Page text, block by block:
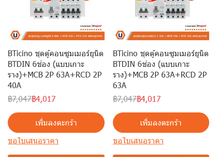
BTicino ชุดตู้คอนซูมเมอร์ยูนิต
BTDIN 6ช่อง (แบบเกาะ
ราง)+MCB 2P 63A+RCD 2P
40A
฿7,047฿4,017
เพิ่มลงตะกร้า
ขอใบเสนอราคา
BTicino ชุดตู้คอนซูมเมอร์ยูนิต
BTDIN 6ช่อง (แบบเกาะ
ราง)+MCB 2P 63A+RCD 2P
63A
฿7,047฿4,017
เพิ่มลงตะกร้า
ขอใบเสนอราคา